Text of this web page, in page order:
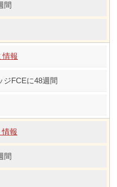
間
情報
ジFCEに48週間
情報
間